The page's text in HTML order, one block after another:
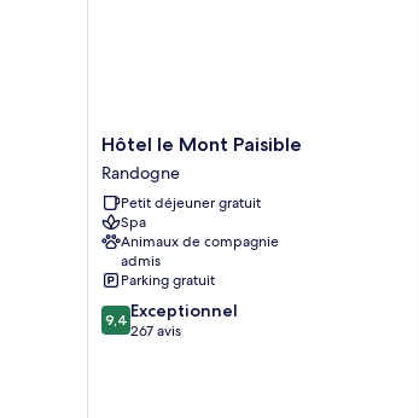
Hôtel
le
Mont
Paisible
Randogne
Hôtel le Mont Paisible
Randogne
Petit déjeuner gratuit
Spa
Animaux de compagnie
admis
Parking gratuit
9.4
sur
9,4 Exceptionnel
267 avis